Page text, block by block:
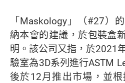
「Maskology」（#27）
納本會的建議，於包裝盒
明。該公司又指，於2021
驗室為3D系列進行ASTM
後於12月推出市場，並